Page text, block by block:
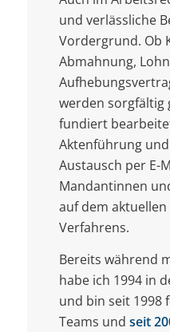
und verlässliche
Vordergrund. Ob
Abmahnung,
werden
fundiert
Aktenführung
Austausch per E-
Mandantinnen
auf dem
Verfahrens.
Bereits während
habe ich 1994 in
und bin seit 1998
Teams und seit